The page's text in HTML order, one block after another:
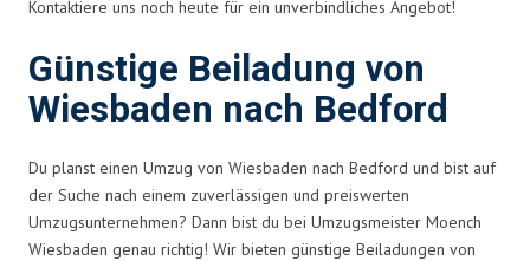
Kontaktiere uns noch heute für ein unverbindliches Angebot!
Günstige Beiladung von
Wiesbaden nach Bedford
Du planst einen Umzug von Wiesbaden nach Bedford und bist auf
der Suche nach einem zuverlässigen und preiswerten
Umzugsunternehmen? Dann bist du bei Umzugsmeister Moench
Wiesbaden genau richtig! Wir bieten günstige Beiladungen von